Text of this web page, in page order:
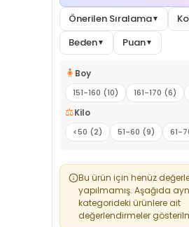
Önerilen Sıralama▼
Beden▼ Puan▼
🧍 Boy
151-160 (10)
161-170 (6)
⚖️Kilo
<50 (2)
51-60 (9) 61-
Bu ürün için henüz
yapılmamış. Aşağıda
kategorideki ürünlere ait
değerlendirmeler